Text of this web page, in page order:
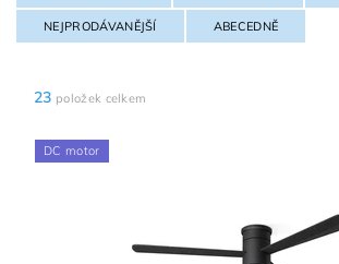
NEJPRODÁVANĚJŠÍ ABECEDNĚ
23 položek celkem
DC motor